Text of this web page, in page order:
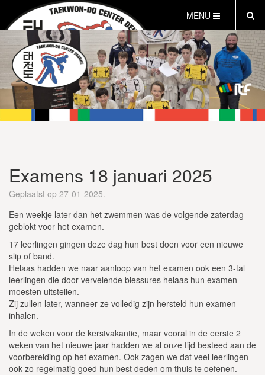
MENU
HOME
OVER ONS
WAT IS TAEKWON-DO
TCD MINI’S
INFORMATIE
AGENDA
PROEFLES AANVRAGEN
INSCHRIJFFORMULIER
Examens 18 januari 2025
Geplaatst op 27-01-2025.
Een weekje later dan het zwemmen was de volgende zaterdag
geblokt voor het examen.
17 leerlingen gingen deze dag hun best doen voor een nieuwe
slip of band.
Helaas hadden we naar aanloop van het examen ook een 3-tal
leerlingen die door vervelende blessures helaas hun examen
moesten uitstellen.
Zij zullen later, wanneer ze volledig zijn hersteld hun examen
inhalen.
In de weken voor de kerstvakantie, maar vooral in de eerste 2
weken van het nieuwe jaar hadden we al onze tijd besteed aan de
voorbereiding op het examen. Ook zagen we dat veel leerlingen
ook zo regelmatig goed hun best deden om thuis te oefenen.